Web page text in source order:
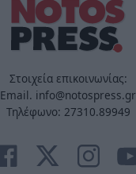
Στοιχεία επικοινωνίας:
Email. info@notospress.gr
Τηλέφωνο: 27310.89949